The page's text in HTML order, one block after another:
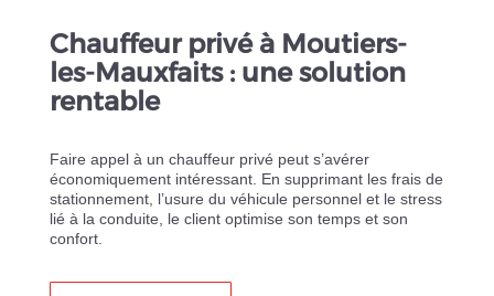
Chauffeur privé à Moutiers-
les-Mauxfaits : une solution
rentable
Faire appel à un chauffeur privé peut s’avérer
économiquement intéressant. En supprimant les frais de
stationnement, l’usure du véhicule personnel et le stress
lié à la conduite, le client optimise son temps et son
confort.